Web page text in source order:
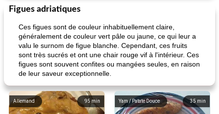
Figues adriatiques
Ces figues sont de couleur inhabituellement claire,
généralement de couleur vert pâle ou jaune, ce qui leur a
valu le surnom de figue blanche. Cependant, ces fruits
sont très sucrés et ont une chair rouge vif à l'intérieur. Ces
figues sont souvent confites ou mangées seules, en raison
de leur saveur exceptionnelle.
95 min
Allemand 35 min
Yam / Patate Douce